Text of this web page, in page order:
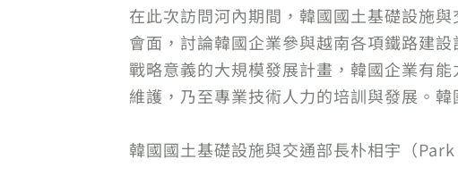
在此次訪問河內期間，韓國國土基礎設施
會面，討論韓國企業參與越南各項鐵路建
戰略意義的大規模發展計畫，韓國企業有
維護，乃至專業技術人力的培訓與發展。
韓國國土基礎設施與交通部長朴相宇（